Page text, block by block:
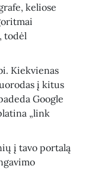
keliose
todėl
Kiekvienas
į kitus
Google
„link
į tavo portalą